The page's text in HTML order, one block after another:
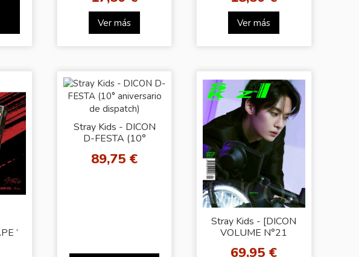
VER.]
Ver más
Random Cover]
Ver más
‘
Stray Kids - DICON
D-FESTA (10°
dispatch)
89,75 €
Stray Kids - [DICON
VOLUME N°21
69,95 €